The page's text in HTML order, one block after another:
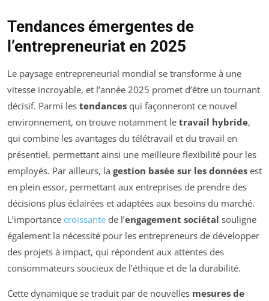
Tendances émergentes de
l’entrepreneuriat en 2025
Le paysage entrepreneurial mondial se transforme à une
vitesse incroyable, et l’année 2025 promet d’être un tournant
décisif. Parmi les tendances qui façonneront ce nouvel
environnement, on trouve notamment le travail hybride,
qui combine les avantages du télétravail et du travail en
présentiel, permettant ainsi une meilleure flexibilité pour les
employés. Par ailleurs, la gestion basée sur les données est
en plein essor, permettant aux entreprises de prendre des
décisions plus éclairées et adaptées aux besoins du marché.
L’importance croissante de l’engagement sociétal souligne
également la nécessité pour les entrepreneurs de développer
des projets à impact, qui répondent aux attentes des
consommateurs soucieux de l’éthique et de la durabilité.
Cette dynamique se traduit par de nouvelles mesures de